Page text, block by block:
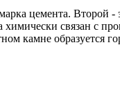
цемента. Второй
химически связан
камне образуется